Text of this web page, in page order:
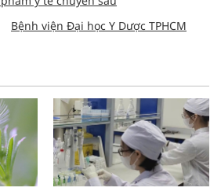
Bệnh viện Đại học Y Dược TPHCM